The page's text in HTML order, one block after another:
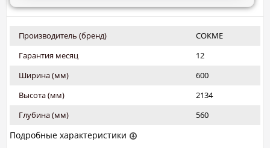
Производитель (бренд)
СОКМЕ
Гарантия месяц
12
Ширина (мм)
600
Высота (мм)
2134
Глубина (мм)
560
Подробные характеристики